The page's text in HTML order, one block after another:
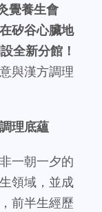
覺養生會
矽谷心臟地
全新分館！
與漢方調理
理底蘊
一朝一夕的
領域，並成
前半生經歷